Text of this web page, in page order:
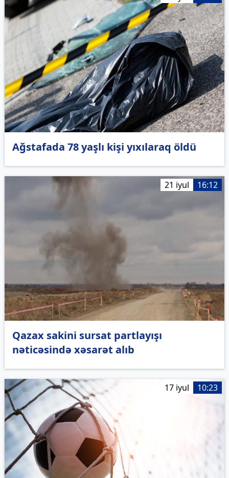
Ağstafada 78 yaşlı kişi yıxılaraq öldü
21 iyul 16:12
Qazax sakini sursat partlayışı
nəticəsində xəsarət alıb
17 iyul 10:23